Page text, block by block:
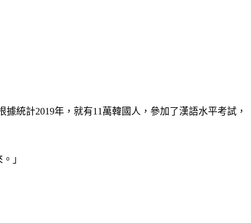
統計2019年，就有11萬韓國人，參加了漢語水平考試，
」